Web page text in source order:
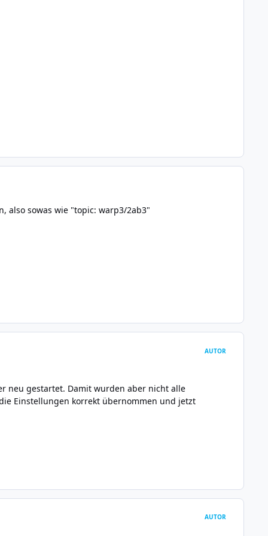
also sowas wie "topic: warp3/2ab3"
AUTOR
neu gestartet. Damit wurden aber nicht alle
Einstellungen korrekt übernommen und jetzt
AUTOR